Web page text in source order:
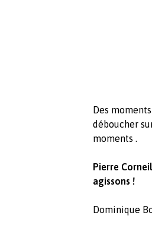
Des
déboucher
moments .
Pierre
agissons !
Dominique